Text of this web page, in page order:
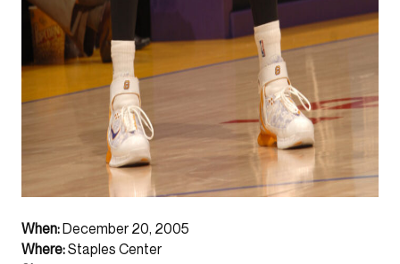
When:December 20, 2005
Where:Staples Center